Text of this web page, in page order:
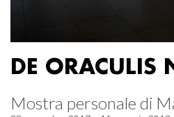
DE ORACULIS
Mostra personale di